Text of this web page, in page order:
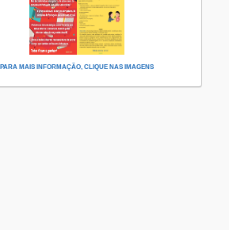
PARA MAIS INFORMAÇÃO, CLIQUE NAS IMAGENS